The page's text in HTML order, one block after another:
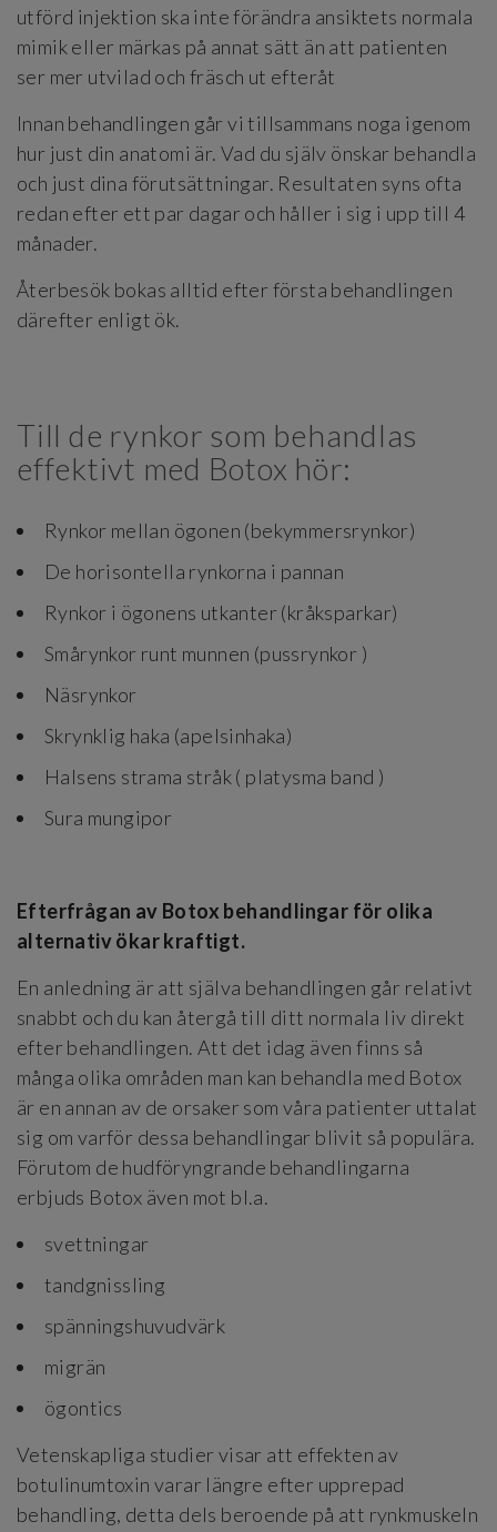
utförd injektion ska inte förändra ansiktets normala
mimik eller märkas på annat sätt än att patienten
ser mer utvilad och fräsch ut efteråt
Innan behandlingen går vi tillsammans noga igenom
hur just din anatomi är. Vad du själv önskar behandla
och just dina förutsättningar. Resultaten syns ofta
redan efter ett par dagar och håller i sig i upp till 4
månader.
Återbesök bokas alltid efter första behandlingen
därefter enligt ök.
Till de rynkor som behandlas
effektivt med Botox hör:
Rynkor mellan ögonen (bekymmersrynkor)
De horisontella rynkorna i pannan
Rynkor i ögonens utkanter (kråksparkar)
Smårynkor runt munnen (pussrynkor )
Näsrynkor
Skrynklig haka (apelsinhaka)
Halsens strama stråk ( platysma band )
Sura mungipor
Efterfrågan av Botox behandlingar för olika
alternativ ökar kraftigt.
En anledning är att själva behandlingen går relativt
snabbt och du kan återgå till ditt normala liv direkt
efter behandlingen. Att det idag även finns så
många olika områden man kan behandla med Botox
är en annan av de orsaker som våra patienter uttalat
sig om varför dessa behandlingar blivit så populära.
Förutom de hudföryngrande behandlingarna
erbjuds Botox även mot bl.a.
svettningar
tandgnissling
spänningshuvudvärk
migrän
ögontics
Vetenskapliga studier visar att effekten av
botulinumtoxin varar längre efter upprepad
behandling, detta dels beroende på att rynkmuskeln